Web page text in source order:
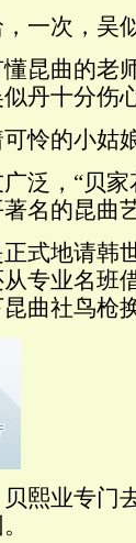
一次，吴
昆曲的老
丹十分伤心
怜的小姑
泛，“贝
名的昆曲
正式地请韩
专业名班
曲社鸟枪
熙业专门